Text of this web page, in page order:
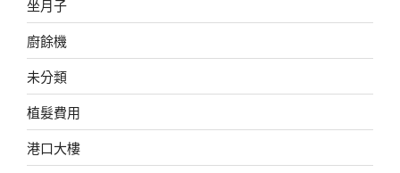
坐月子
廚餘機
未分類
植髮費用
港口大樓